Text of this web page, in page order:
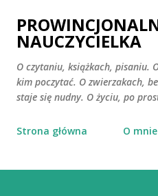
Przejdź do
NAUCZYCIELKA
O czytaniu, książkach, pisaniu.
kim poczytać. O zwierzakach,
staje się nudny. O życiu, po
Strona główna O mnie